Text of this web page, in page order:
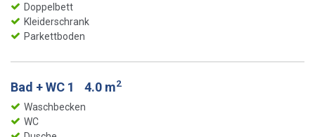
Doppelbett
Kleiderschrank
Parkettboden
Bad + WC 1 4.0 m2
Waschbecken
WC